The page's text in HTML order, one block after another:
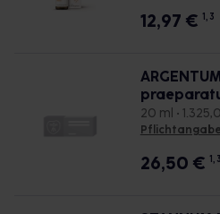
12,97 € 1, 3
20 ml •
26,50 € 1, 3